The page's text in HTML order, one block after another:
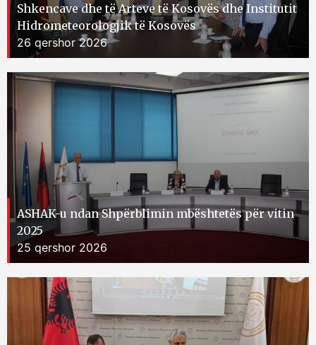
Shkencave dhe të Arteve të Kosovës dhe Institutit
Hidrometeorologjik të Kosovës
26 qershor 2026
ASHAK-u ndan Shpërblimin mbështetës për vitin
2025
25 qershor 2026